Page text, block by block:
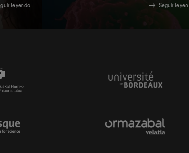
leyendo Seguir